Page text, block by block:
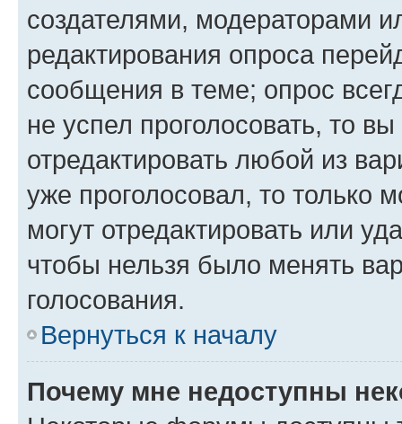
создателями, модераторами
редактирования опроса
сообщения в теме; опрос
не успел проголосовать, то
отредактировать любой из
уже проголосовал, то только
могут отредактировать или
чтобы нельзя было менять
голосования.
Вернуться к началу
Почему мне недоступны